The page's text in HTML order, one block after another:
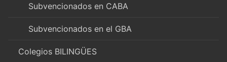
Subvencionados en CABA
Subvencionados en el GBA
Colegios BILINGÜES